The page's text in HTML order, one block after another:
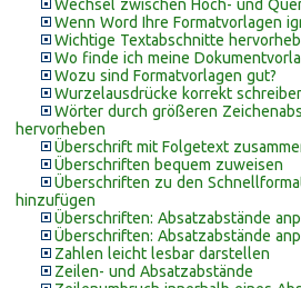
Wechsel zwischen Hoch- und
Wenn Word Ihre Formatvorlagen
Wichtige Textabschnitte
Wo finde ich meine
Wozu sind Formatvorlagen gut?
Wurzelausdrücke korrekt
Wörter durch größeren
hervorheben
Überschrift mit Folgetext
Überschriften bequem zuweisen
Überschriften zu den
hinzufügen
Überschriften: Absatzabstände
Überschriften: Absatzabstände
Zahlen leicht lesbar darstellen
Zeilen- und Absatzabstände